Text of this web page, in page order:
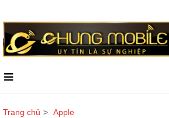
Trang chủ
Apple